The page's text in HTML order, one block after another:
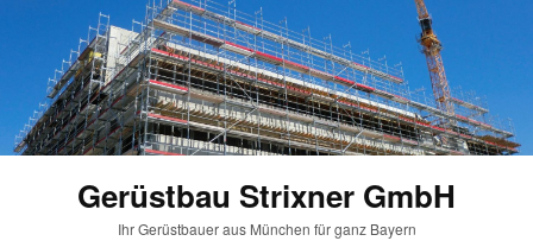
Gerüstbau Strixner GmbH
Ihr Gerüstbauer aus München für ganz Bayern